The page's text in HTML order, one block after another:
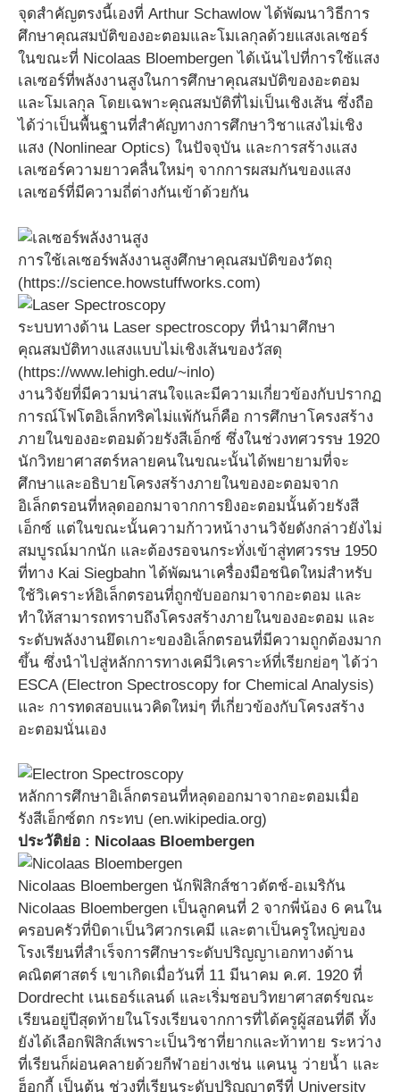
จุดสำคัญตรงนี้เองที่ Arthur Schawlow ได้พัฒนาวิธีการ
ศึกษาคุณสมบัติของอะตอมและโมเลกุลด้วยแสงเลเซอร์
ในขณะที่ Nicolaas Bloembergen ได้เน้นไปที่การใช้แสง
เลเซอร์ที่พลังงานสูงในการศึกษาคุณสมบัติของอะตอม
และโมเลกุล โดยเฉพาะคุณสมบัติที่ไม่เป็นเชิงเส้น ซึ่งถือ
ได้ว่าเป็นพื้นฐานที่สำคัญทางการศึกษาวิชาแสงไม่เชิง
แสง (Nonlinear Optics) ในปัจจุบัน และการสร้างแสง
เลเซอร์ความยาวคลื่นใหม่ๆ จากการผสมกันของแสง
เลเซอร์ที่มีความถี่ต่างกันเข้าด้วยกัน
การใช้เลเซอร์พลังงานสูงศึกษาคุณสมบัติของวัตถุ
(https://science.howstuffworks.com)
ระบบทางด้าน Laser spectroscopy ที่นำมาศึกษา
คุณสมบัติทางแสงแบบไม่เชิงเส้นของวัสดุ
(https://www.lehigh.edu/~inlo)
งานวิจัยที่มีความน่าสนใจและมีความเกี่ยวข้องกับปรากฏ
การณ์โฟโตอิเล็กทริคไม่แพ้กันก็คือ การศึกษาโครงสร้าง
ภายในของอะตอมด้วยรังสีเอ็กซ์ ซึ่งในช่วงทศวรรษ 1920
นักวิทยาศาสตร์หลายคนในขณะนั้นได้พยายามที่จะ
ศึกษาและอธิบายโครงสร้างภายในของอะตอมจาก
อิเล็กตรอนที่หลุดออกมาจากการยิงอะตอมนั้นด้วยรังสี
เอ็กซ์ แต่ในขณะนั้นความก้าวหน้างานวิจัยดังกล่าวยังไม่
สมบูรณ์มากนัก และต้องรอจนกระทั่งเข้าสู่ทศวรรษ 1950
ที่ทาง Kai Siegbahn ได้พัฒนาเครื่องมือชนิดใหม่สำหรับ
ใช้วิเคราะห์อิเล็กตรอนที่ถูกขับออกมาจากอะตอม และ
ทำให้สามารถทราบถึงโครงสร้างภายในของอะตอม และ
ระดับพลังงานยึดเกาะของอิเล็กตรอนที่มีความถูกต้องมาก
ขึ้น ซึ่งนำไปสู่หลักการทางเคมีวิเคราะห์ที่เรียกย่อๆ ได้ว่า
ESCA (Electron Spectroscopy for Chemical Analysis)
และ การทดสอบแนวคิดใหม่ๆ ที่เกี่ยวข้องกับโครงสร้าง
อะตอมนั่นเอง
หลักการศึกษาอิเล็กตรอนที่หลุดออกมาจากอะตอมเมื่อ
รังสีเอ็กซ์ตก กระทบ (en.wikipedia.org)
ประวัติย่อ : Nicolaas Bloembergen
Nicolaas Bloembergen นักฟิสิกส์ชาวดัตช์-อเมริกัน
Nicolaas Bloembergen เป็นลูกคนที่ 2 จากพี่น้อง 6 คนใน
ครอบครัวที่บิดาเป็นวิศวกรเคมี และตาเป็นครูใหญ่ของ
โรงเรียนที่สำเร็จการศึกษาระดับปริญญาเอกทางด้าน
คณิตศาสตร์ เขาเกิดเมื่อวันที่ 11 มีนาคม ค.ศ. 1920 ที่
Dordrecht เนเธอร์แลนด์ และเริ่มชอบวิทยาศาสตร์ขณะ
เรียนอยู่ปีสุดท้ายในโรงเรียนจากการที่ได้ครูผู้สอนที่ดี ทั้ง
ยังได้เลือกฟิสิกส์เพราะเป็นวิชาที่ยากและท้าทาย ระหว่าง
ที่เรียนก็ผ่อนคลายด้วยกีฬาอย่างเช่น แคนนู ว่ายน้ำ และ
ฮ็อกกี้ เป็นต้น ช่วงที่เรียนระดับปริญญาตรีที่ University